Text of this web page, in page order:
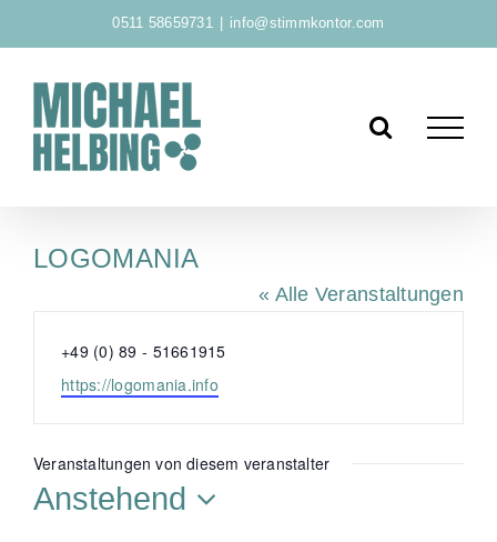
Inhalt
springen
0511 58659731 info@stimmkontor.com
LOGOMANIA
« Alle Veranstaltungen
T
e
l
o
n
+49 (0) 89 - 51661915
W
s
https://logomania.info
Veranstaltungen von diesem veranstalter
Anstehend